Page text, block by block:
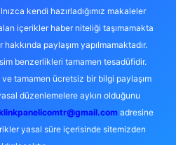
kendi hazırladığımız makaleler
içerikler haber niteliği taşımamakta
paylaşım yapılmamaktadır.
benzerlikleri tamamen tesadüfidir.
tamamen ücretsiz bir bilgi paylaşım
düzenlemelere aykırı olduğunu
adresine
yasal süre içerisinde sitemizden